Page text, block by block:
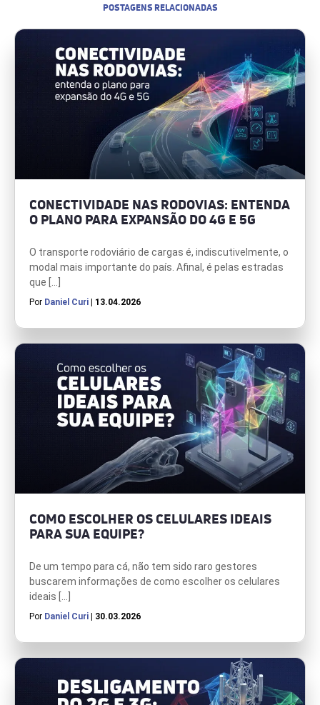
POSTAGENS RELACIONADAS
CONECTIVIDADE NAS RODOVIAS: ENTENDA
O PLANO PARA EXPANSÃO DO 4G E 5G
O transporte rodoviário de cargas é, indiscutivelmente, o
modal mais importante do país. Afinal, é pelas estradas
que […]
Por Daniel Curi | 13.04.2026
COMO ESCOLHER OS CELULARES IDEAIS
PARA SUA EQUIPE?
De um tempo para cá, não tem sido raro gestores
buscarem informações de como escolher os celulares
ideais […]
Por Daniel Curi | 30.03.2026